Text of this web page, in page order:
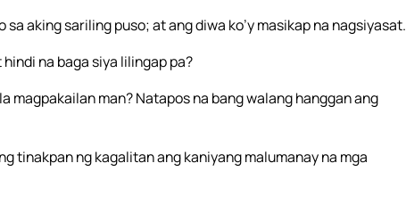
aking sariling puso; at ang diwa ko’y masikap na nagsiyasat.
na baga siya lilingap pa?
magpakailan man? Natapos na bang walang hanggan ang
tinakpan ng kagalitan ang kaniyang malumanay na mga